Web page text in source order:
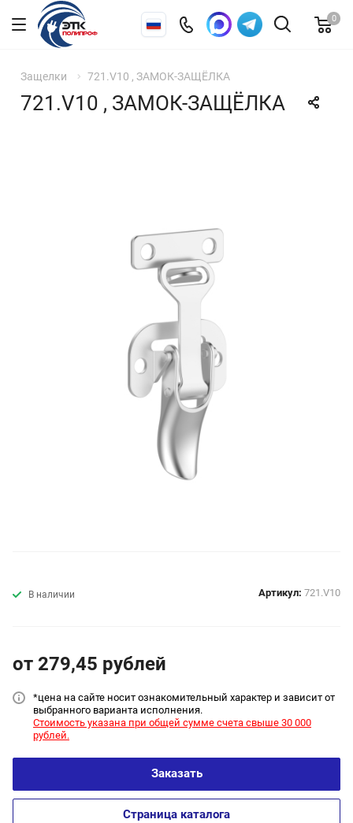
0
Защелки 721.V10 , ЗАМОК-ЗАЩЁЛКА
721.V10 , ЗАМОК-ЗАЩЁЛКА
В наличии Артикул: 721.V10
от 279,45 рублей
*цена на сайте носит ознакомительный характер и зависит от
выбранного варианта исполнения.
Стоимость указана при общей сумме счета свыше 30 000
рублей.
Заказать
Страница каталога